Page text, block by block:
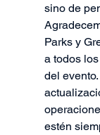
sino de
Parks y
a todos
del
estén